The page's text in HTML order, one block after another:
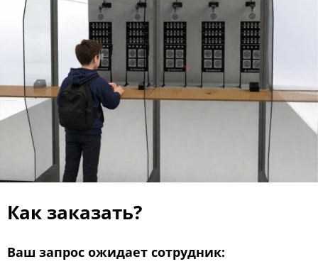
Как заказать?
Ваш запрос ожидает сотрудник: